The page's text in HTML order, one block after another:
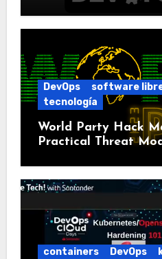
DevOps software
tecnología
World Party Hack
Practical Threat
containers DevOps